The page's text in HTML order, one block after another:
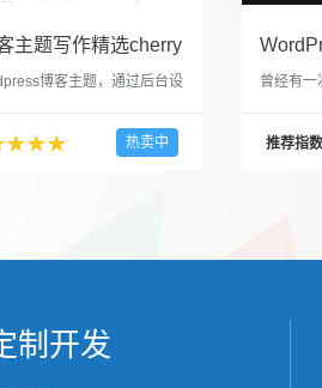
主题写作精选cherry
博客主题，通过后台设
题，如果你不喜欢，可以对
局进行展现设置，比如你
热卖中
曾经有一
喜欢，
分享站
推荐指数
制开发